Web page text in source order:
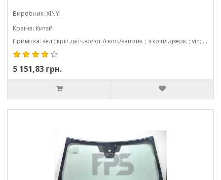
Виробник: XINYI
Країна: Китай
Примітка: зел.; кріп.датч.волог./світл./запотів. ; з кріпл.дзерк. ; vin; з молд.; акуст; 1598*942
5 151,83 грн.